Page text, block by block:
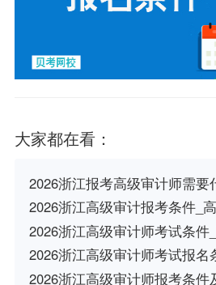
大家都在看：
2026浙江报考高级审计师需
2026浙江高级审计报考条件_
2026浙江高级审计师考试条
2026浙江高级审计师考试报
2026浙江高级审计师报考条